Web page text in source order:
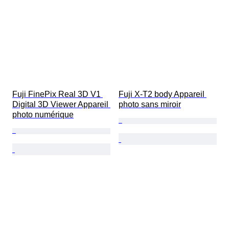
Fuji FinePix Real 3D V1
Digital 3D Viewer Appareil
photo numérique
Fuji X-T2 body Appareil
photo sans miroir